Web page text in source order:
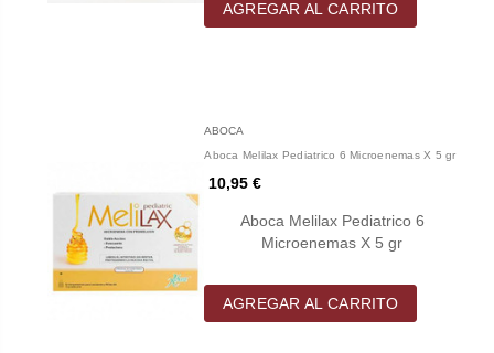
AGREGAR AL CARRITO
ABOCA
Aboca Melilax Pediatrico 6 Microenemas X 5 gr
10,95 €
Aboca Melilax Pediatrico 6
Microenemas X 5 gr
AGREGAR AL CARRITO